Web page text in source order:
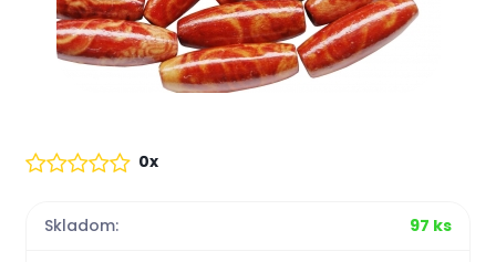
0x
Skladom: 97 ks